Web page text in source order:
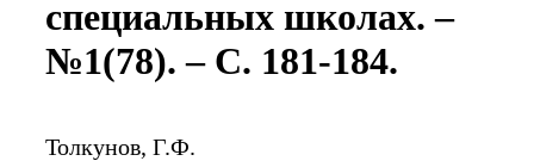
специальных школах. –
№1(78). – С. 181-184.
Толкунов, Г.Ф.